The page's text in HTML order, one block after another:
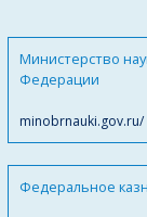
Министерство
Федерации
minobrnauki.gov.ru/
Федеральное